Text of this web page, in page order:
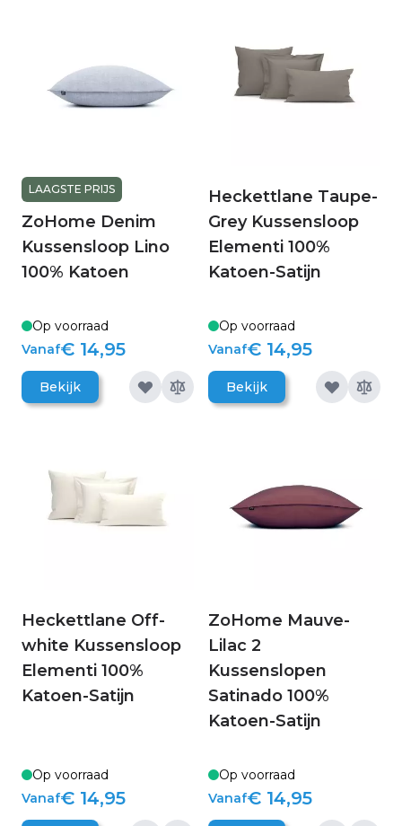
LAAGSTE PRIJS
ZoHome Denim
Kussensloop Lino
100% Katoen
Op voorraad
Vanaf€ 14,95
Bekijk
Heckettlane Taupe-
Grey Kussensloop
Elementi 100%
Katoen-Satijn
Op voorraad
Vanaf€ 14,95
Bekijk
Heckettlane Off-
white Kussensloop
Elementi 100%
Katoen-Satijn
Op voorraad
Vanaf€ 14,95
ZoHome Mauve-
Lilac 2
Kussenslopen
Satinado 100%
Katoen-Satijn
Op voorraad
Vanaf€ 14,95